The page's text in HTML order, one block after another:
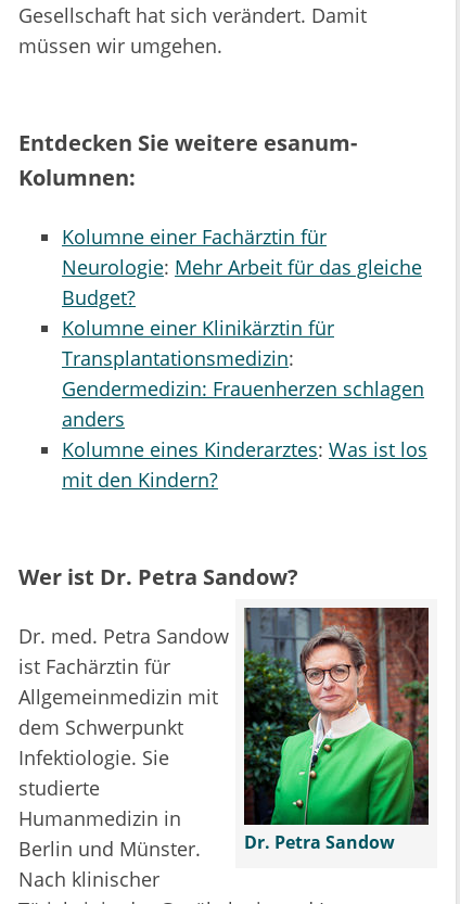
Gesellschaft hat sich verändert. Damit
müssen wir umgehen.
Entdecken Sie weitere esanum-
Kolumnen:
Kolumne einer Fachärztin für
Neurologie: Mehr Arbeit für das gleiche
Budget?
Kolumne einer Klinikärztin für
Transplantationsmedizin:
Gendermedizin: Frauenherzen schlagen
anders
Kolumne eines Kinderarztes: Was ist los
mit den Kindern?
Wer ist Dr. Petra Sandow?
Dr. Petra Sandow
Dr. med. Petra Sandow
ist Fachärztin für
Allgemeinmedizin mit
dem Schwerpunkt
Infektiologie. Sie
studierte
Humanmedizin in
Berlin und Münster.
Nach klinischer